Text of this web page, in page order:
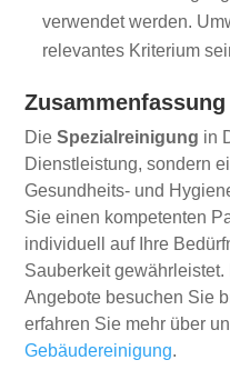
verwendet werden.
relevantes Kriterium
Zusammenfassung
DieSpezialreinigung in
Dienstleistung, sondern
Gesundheits- und
Sie einen kompetenten
individuell auf Ihre
Sauberkeit
Angebote besuchen Sie
erfahren Sie mehr über
Gebäudereinigung.